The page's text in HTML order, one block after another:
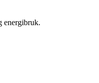
energibruk.